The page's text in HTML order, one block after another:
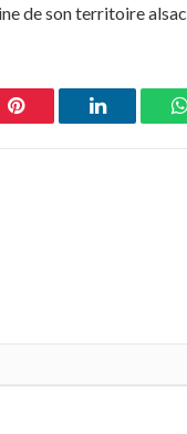
de son territoire
Pinterest LinkedIn